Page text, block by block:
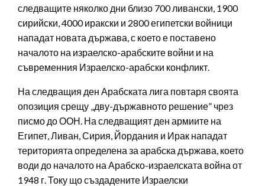
следващите няколко дни близо 700 ливански, 1900
сирийски, 4000 иракски и 2800 египетски войници
нападат новата държава, с което е поставено
началото на израелско-арабските войни и на
съвременния Израелско-арабски конфликт.
На следващия ден Арабската лига повтаря своята
опозиция срещу „дву-държавното решение” чрез
писмо до ООН. На следващият ден армиите на
Египет, Ливан, Сирия, Йордания и Ирак нападат
територията определена за арабска държава, което
води до началото на Арабско-израелската война от
1948 г. Току що създадените Израелски